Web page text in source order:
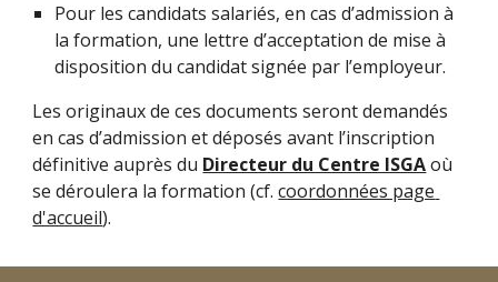
Pour les candidats salariés, en cas d’admission à
la formation, une lettre d’acceptation de mise à
disposition du candidat signée par l’employeur.
Les originaux de ces documents seront demandés
en cas d’admission et déposés avant l’inscription
définitive auprès du Directeur du Centre ISGA où
se déroulera la formation (cf. coordonnées page
d'accueil).